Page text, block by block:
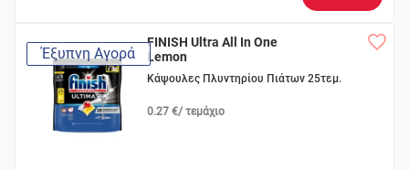
Έξυπνη Αγορά
FINISH Ultra All In One
Lemon
Κάψουλες Πλυντηρίου Πιάτων 25τεμ.
0.27 €/ τεμάχιο